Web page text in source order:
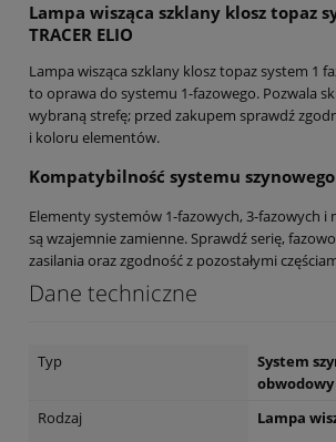
Lampa wisząca szklany klosz topaz
TRACER ELIO
Lampa wisząca szklany klosz topaz system 1
to oprawa do systemu 1-fazowego. Pozwala
wybraną strefę; przed zakupem sprawdź
i koloru elementów.
Kompatybilność systemu szynowego
Elementy systemów 1-fazowych, 3-fazowych i
są wzajemnie zamienne. Sprawdź serię,
zasilania oraz zgodność z pozostałymi
Dane techniczne
Typ
System
obwodowy
Rodzaj
Lampa